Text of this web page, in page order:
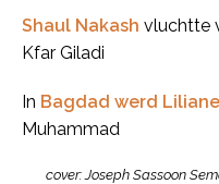
Shaul Nakash vluchtte
Kfar Giladi
In Bagdad werd Liliane
Muhammad
cover: Joseph Sassoon